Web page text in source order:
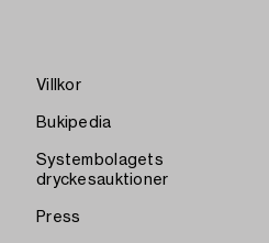
Villkor
Bukipedia
Systembolagets
dryckesauktioner
Press